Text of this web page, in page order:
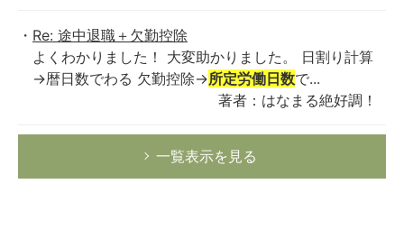
Re: 途中退職＋欠勤控除
よくわかりました！ 大変助かりました。 日割り計算
→暦日数でわる 欠勤控除→所定労働日数で...
著者：はなまる絶好調！
一覧表示を見る